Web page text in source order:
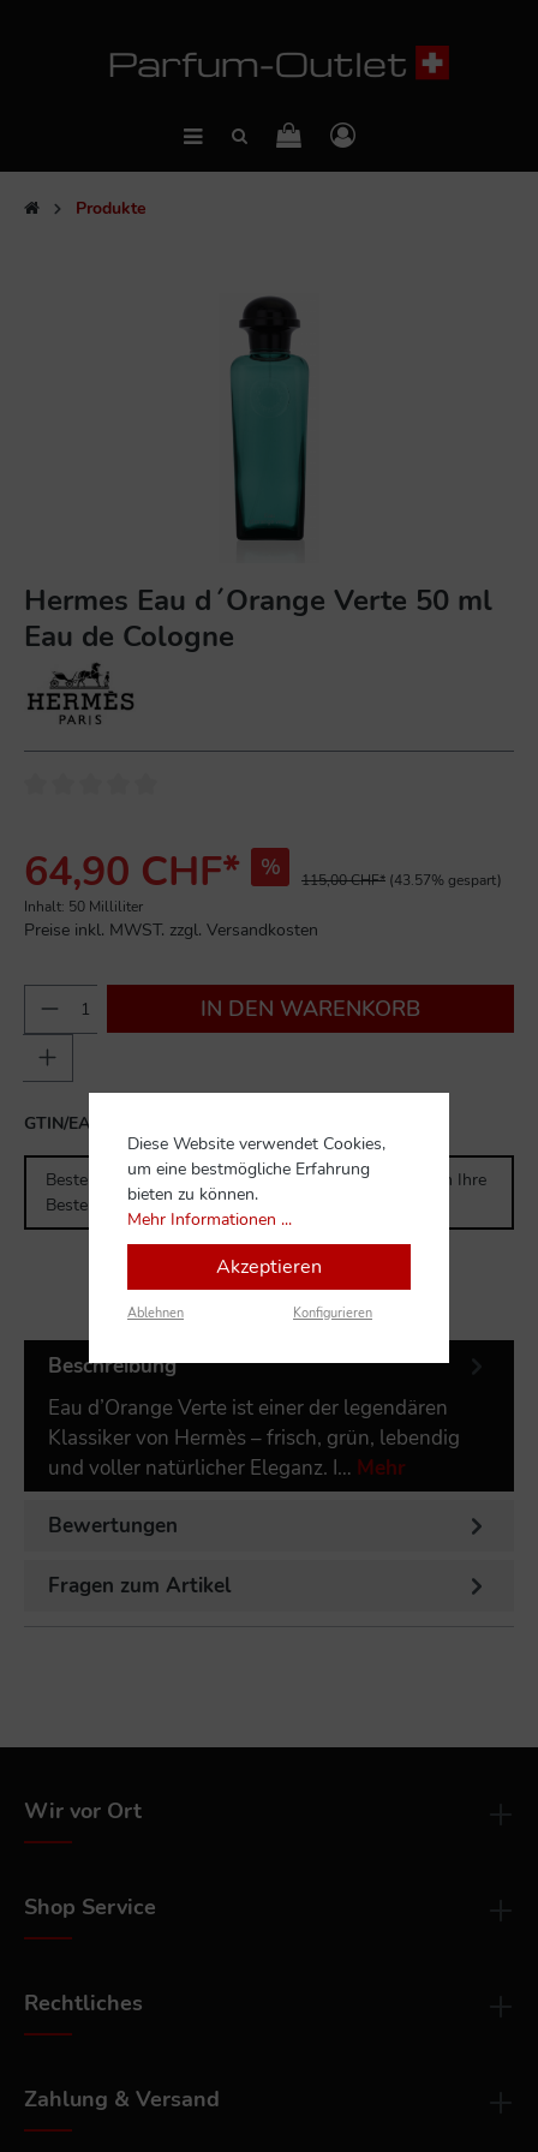
Produkte
Hermes Eau d´Orange Verte 50 ml
Eau de Cologne
64,90 CHF* % 115,00 CHF* (43.57% gespart)
Inhalt: 50 Milliliter
Preise inkl. MWST. zzgl. Versandkosten
IN DEN WARENKORB
GTIN/EAN:
Bestellen Sie für weitere300,00 CHFund Sie erhalten Ihre
Bestellung versandkostenfrei.
Beschreibung
Eau d’Orange Verte ist einer der legendären
Klassiker von Hermès – frisch, grün, lebendig
und voller natürlicher Eleganz. I… Mehr
Bewertungen
Fragen zum Artikel
Wir vor Ort
Shop Service
Rechtliches
Zahlung & Versand
Diese Website verwendet Cookies,
um eine bestmögliche Erfahrung
bieten zu können.
Mehr Informationen ...
Akzeptieren
Ablehnen Konfigurieren